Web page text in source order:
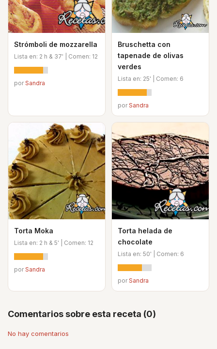
Strómboli de mozzarella
Lista en: 2 h & 37' | Comen: 12
porSandra
Bruschetta con
tapenade de olivas
verdes
Lista en: 25' | Comen: 6
porSandra
Torta Moka
Lista en: 2 h & 5' | Comen: 12
porSandra
Torta helada de
chocolate
Lista en: 50' | Comen: 6
porSandra
Comentarios sobre esta receta (0)
No hay comentarios